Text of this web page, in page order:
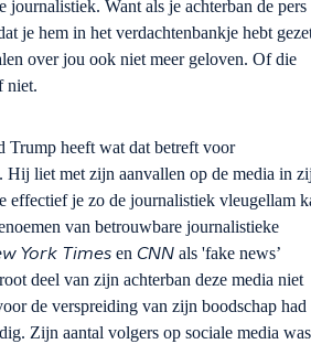
journalistiek. Want als je achterban de pers
je hem in het verdachtenbankje hebt
over jou ook niet meer geloven. Ofdie
niet.
Trump heeft wat dat betreft voor
Hij liet met zijn aanvallen op de media in
effectief je zo de journalistiek vleugellam k
van betrouwbare journalistieke
York Times en CNN als 'fake news’
deel van zijn achterban deze media niet
de verspreiding van zijn boodschap
Zijn aantal volgers op sociale media was